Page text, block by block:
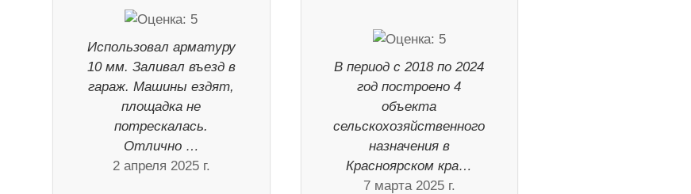
Использовал арматуру
10 мм. Заливал въезд в
гараж. Машины ездят,
площадка не
потрескалась.
Отлично …
2 апреля 2025 г.
В период с 2018 по 2024
год построено 4
объекта
сельскохозяйственного
назначения в
Красноярском кра…
7 марта 2025 г.